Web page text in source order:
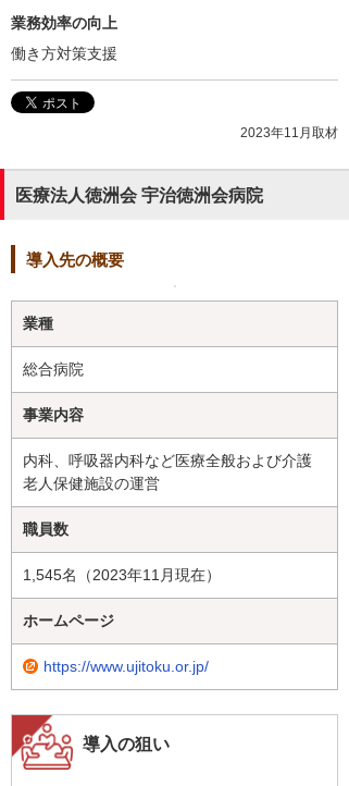
業務効率の向上
働き方対策支援
2023年11月取材
医療法人徳洲会 宇治徳洲会病院
導入先の概要
業種
総合病院
事業内容
内科、呼吸器内科など医療全般および介護
老人保健施設の運営
職員数
1,545名（2023年11月現在）
ホームページ
https://www.ujitoku.or.jp/
導入の狙い